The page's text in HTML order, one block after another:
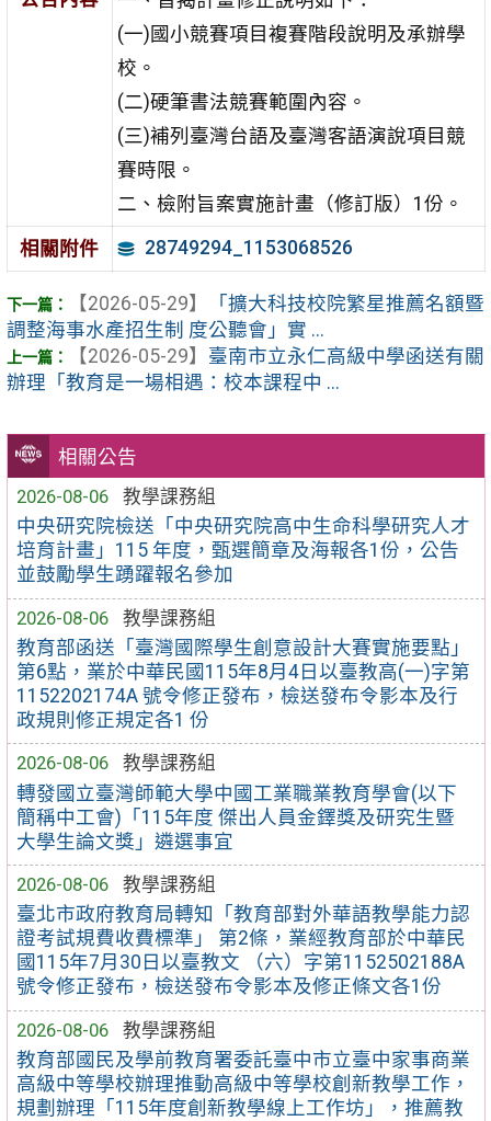
相關公告
2026-08-06
教學課務組
中央研究院檢送「中央研究院高中生命科學研究人才
培育計畫」115 年度，甄選簡章及海報各1份，公告
並鼓勵學生踴躍報名參加
2026-08-06
教學課務組
教育部函送「臺灣國際學生創意設計大賽實施要點」
第6點，業於中華民國115年8月4日以臺教高(一)字第
1152202174A 號令修正發布，檢送發布令影本及行
政規則修正規定各1 份
2026-08-06
教學課務組
轉發國立臺灣師範大學中國工業職業教育學會(以下
簡稱中工會)「115年度 傑出人員金鐸獎及研究生暨
大學生論文獎」遴選事宜
2026-08-06
教學課務組
臺北市政府教育局轉知「教育部對外華語教學能力認
證考試規費收費標準」 第2條，業經教育部於中華民
國115年7月30日以臺教文 （六）字第1152502188A
號令修正發布，檢送發布令影本及修正條文各1份
2026-08-06
教學課務組
教育部國民及學前教育署委託臺中市立臺中家事商業
高級中等學校辦理推動高級中等學校創新教學工作，
規劃辦理「115年度創新教學線上工作坊」，推薦教
(一)國小競賽項目複賽階段說明及承辦學
校。
(二)硬筆書法競賽範圍內容。
(三)補列臺灣台語及臺灣客語演說項目競
賽時限。
二、檢附旨案實施計畫（修訂版）1份。
相關附件 28749294_1153068526
【2026-05-29】
「擴大科技校院繁星推薦名額暨
調整海事水產招生制 度公聽會」實 ...
【2026-05-29】 臺南市立永仁高級中學函送有關
辦理「教育是一場相遇：校本課程中 ...